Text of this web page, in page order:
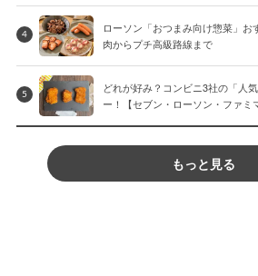
4
ローソン「おつまみ向け惣菜」お
肉からプチ高級路線まで
5
どれが好み？コンビニ3社の「人
ー！【セブン・ローソン・ファミ
もっと見る